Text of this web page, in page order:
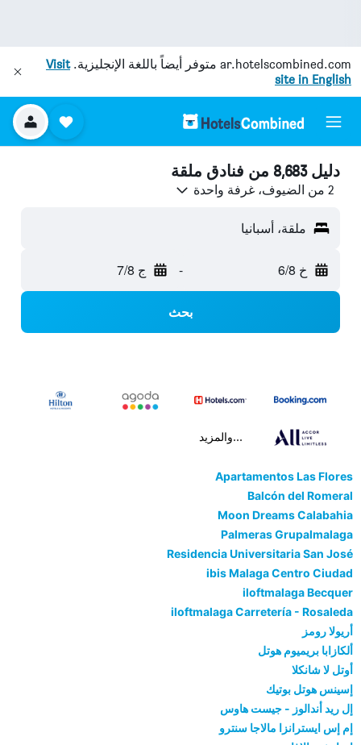
ar.hotelscombined.com متوفر أيضاً باللغة الإنجليزية.Visit
site in English
دليل 8,683 من فنادق ملقة
2 من الضيوف، غرفة واحدة
ملقة، أسبانيا
خ 6/8 - ج 7/8
بحث
...والمزيد
Apartamentos Las Flores
Balcón del Romeral
Moon Dreams Calabahia
Palmeras Grupalmalaga
Residencia Universitaria San José
ibis Malaga Centro Ciudad
iloftmalaga Becquer
iloftmalaga Carretería - Rosaleda
أريولا رومز
ألكازابا بريميوم هوتل
أوتل لا شانكلا
إسينس هوتل بوتيك
إل ريد أندالوز - جيست هاوس
إم إس ايسترانزا مالاجا سنترو